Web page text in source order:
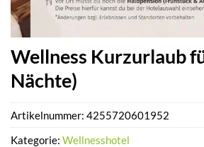
Wellness Kurzurlaub
Nächte)
Artikelnummer: 4255720601952
Kategorie: Wellnesshotel